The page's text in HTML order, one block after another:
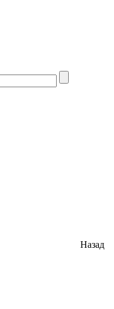
Назад